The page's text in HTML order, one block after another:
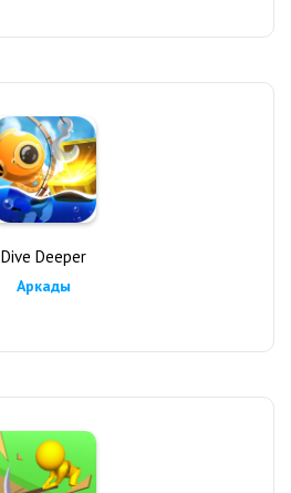
Dive Deeper
Аркады